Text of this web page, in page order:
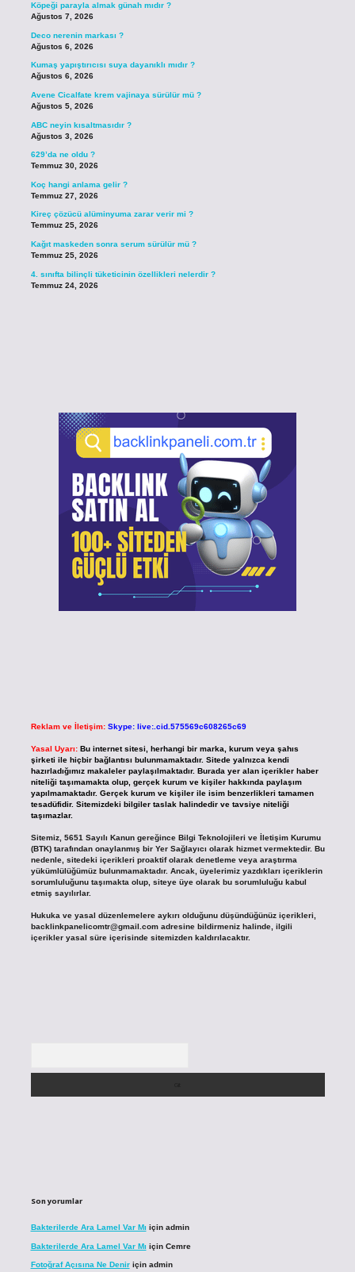
Köpeği parayla almak günah mıdır ?
Ağustos 7, 2026
Deco nerenin markası ?
Ağustos 6, 2026
Kumaş yapıştırıcısı suya dayanıklı mıdır ?
Ağustos 6, 2026
Avene Cicalfate krem vajinaya sürülür mü ?
Ağustos 5, 2026
ABC neyin kısaltmasıdır ?
Ağustos 3, 2026
629’da ne oldu ?
Temmuz 30, 2026
Koç hangi anlama gelir ?
Temmuz 27, 2026
Kireç çözücü alüminyuma zarar verir mi ?
Temmuz 25, 2026
Kağıt maskeden sonra serum sürülür mü ?
Temmuz 25, 2026
4. sınıfta bilinçli tüketicinin özellikleri nelerdir ?
Temmuz 24, 2026
Reklam ve İletişim: Skype: live:.cid.575569c608265c69
Yasal Uyarı: Bu internet sitesi, herhangi bir marka, kurum veya şahıs
şirketi ile hiçbir bağlantısı bulunmamaktadır. Sitede yalnızca kendi
hazırladığımız makaleler paylaşılmaktadır. Burada yer alan içerikler haber
niteliği taşımamakta olup, gerçek kurum ve kişiler hakkında paylaşım
yapılmamaktadır. Gerçek kurum ve kişiler ile isim benzerlikleri tamamen
tesadüfidir. Sitemizdeki bilgiler taslak halindedir ve tavsiye niteliği
taşımazlar.
Sitemiz, 5651 Sayılı Kanun gereğince Bilgi Teknolojileri ve İletişim Kurumu
(BTK) tarafından onaylanmış bir Yer Sağlayıcı olarak hizmet vermektedir. Bu
nedenle, sitedeki içerikleri proaktif olarak denetleme veya araştırma
yükümlülüğümüz bulunmamaktadır. Ancak, üyelerimiz yazdıkları içeriklerin
sorumluluğunu taşımakta olup, siteye üye olarak bu sorumluluğu kabul
etmiş sayılırlar.
Hukuka ve yasal düzenlemelere aykırı olduğunu düşündüğünüz içerikleri,
backlinkpanelicomtr@gmail.comadresine bildirmeniz halinde, ilgili
içerikler yasal süre içerisinde sitemizden kaldırılacaktır.
Son yorumlar
Bakterilerde Ara Lamel Var Mı için admin
Bakterilerde Ara Lamel Var Mı için Cemre
Fotoğraf Açısına Ne Deniriçin admin